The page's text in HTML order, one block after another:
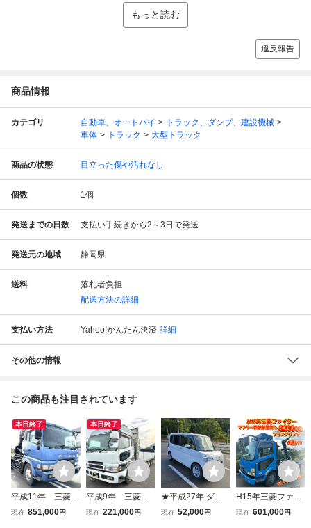
もっと読む
違反報告
商品情報
カテゴリ 自動車、オートバイ
トラック、ダンプ、建設機械
車体
トラック 大型トラック
商品の状態 目立った傷や汚れなし
個数 1個
発送までの日数 支払い手続きから2～3日で発送
発送元の地域 静岡県
送料
落札者負担
配送方法の詳細
支払い方法 Yahoo!かんたん決済 詳細
その他の情報
この商品も注目されています
本日終了
平成11年 三菱ス
ーパーグレート
現在 851,000円
本日終了
平成9年 三菱 S
グレート ヒップ
現在 221,000円
★平成27年 ダイ
ハツ タント グレ
現在 52,000円
H15年三菱ファイ
ター！動作確認済
現在 601,000円